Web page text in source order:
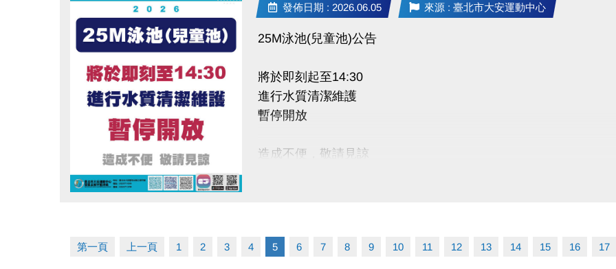
發佈日期 : 2026.06.05 來源 : 臺北市大安運動中心
25M泳池(兒童池)公告
將於即刻起至14:30
進行水質清潔維護
暫停開放
造成不便，敬請見諒
第一頁 上一頁 1 2 3 4 5 6 7 8 9 10 11 12 13 14 15 16 17